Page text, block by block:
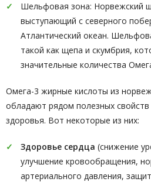
Шельфовая зона: Норвежский
выступающий с северного
Атлантический океан.
такой как щепа и скумбрия,
значительные количества
Омега-3 жирные кислоты из
обладают рядом полезных
здоровья. Вот некоторые из них:
Здоровье сердца (снижение
улучшение кровообращения,
артериального давления,